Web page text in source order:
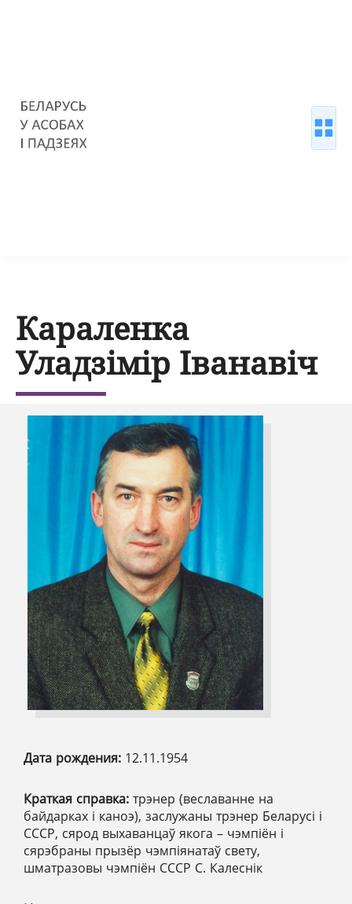
Караленка
Уладзімір Іванавіч
Дата рождения: 12.11.1954
Краткая справка: трэнер (веславанне на
байдарках і каноэ), заслужаны трэнер Беларусі і
СССР, сярод выхаванцаў якога – чэмпіён і
сярэбраны прызёр чэмпіянатаў свету,
шматразовы чэмпіён СССР С. Калеснік